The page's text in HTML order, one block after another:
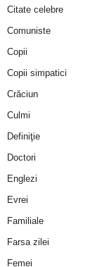
Citate celebre
Comuniste
Copii
Copii simpatici
Crăciun
Culmi
Definiţie
Doctori
Englezi
Evrei
Familiale
Farsa zilei
Femei